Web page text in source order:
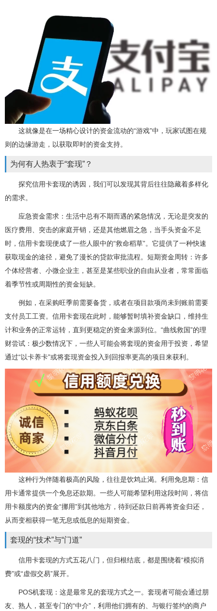
这就像是在一场精心设计的资金流动的“游戏”中，玩家试图在规
则的边缘游走，以获取即时的资金支持。
为何有人热衷于“套现”？
探究信用卡套现的诱因，我们可以发现其背后往往隐藏着多样化
的需求。
应急资金需求：生活中总有不期而遇的紧急情况，无论是突发的
医疗费用、突击的家庭开销，还是其他燃眉之急，当手头资金不足
时，信用卡套现便成了一些人眼中的“救命稻草”。它提供了一种快速
获取现金的途径，避免了漫长的贷款审批流程。短期资金周转：许多
个体经营者、小微企业主，甚至是某些职业的自由从业者，常常面临
着季节性或周期性的资金短缺。
例如，在采购旺季前需要备货，或者在项目款项尚未到账前需要
支付员工工资。信用卡套现在此时，能够暂时填补资金缺口，维持生
计和业务的正常运转，直到更稳定的资金来源到位。“曲线救国”的理
财尝试：极少数情况下，一些人可能会将套现的资金用于投资，希望
通过“以卡养卡”或将套现资金投入到回报率更高的项目来获利。
这种行为伴随着极高的风险，往往是饮鸩止渴。利用免息期：信
用卡通常提供一个免息还款期。一些人可能希望利用这段时间，将信
用卡额度内的资金“挪用”到其他地方，待到还款日前再将资金归还，
从而变相获得一笔无息或低息的短期资金。
套现的“技术”与“门道”
信用卡套现的方式五花八门，但归根结底，都是围绕着“模拟消
费”或“虚假交易”展开。
POS机套现：这是最常见的套现方式之一。套现者可能会通过朋
友、熟人，甚至专门的“中介”，利用他们拥有的、与银行签约的商户